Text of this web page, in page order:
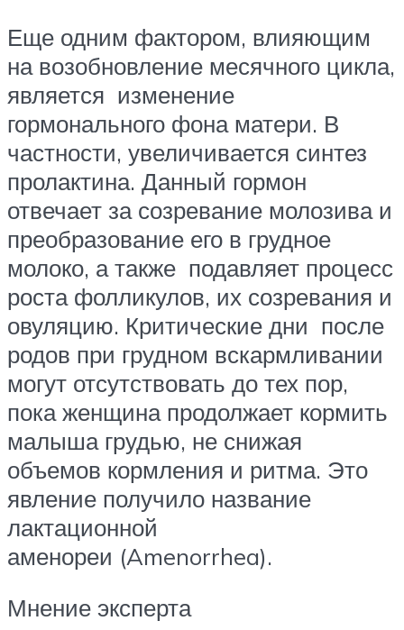
Еще одним фактором, влияющим
на возобновление месячного цикла,
является изменение
гормонального фона матери. В
частности, увеличивается синтез
пролактина. Данный гормон
отвечает за созревание молозива и
преобразование его в грудное
молоко, а также подавляет процесс
роста фолликулов, их созревания и
овуляцию. Критические дни после
родов при грудном вскармливании
могут отсутствовать до тех пор,
пока женщина продолжает кормить
малыша грудью, не снижая
объемов кормления и ритма. Это
явление получило название
лактационной
аменореи (Amenorrhea).
Мнение эксперта